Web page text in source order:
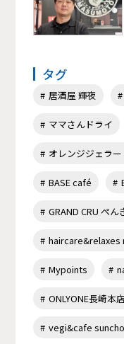
タグ
居酒屋 輝夜
ママさんドライ
オレンジジェラー
BASE café
GRAND CRU ぺん
haircare&relaxes
Mypoints
ONLYONE長崎本店
vegi&cafe